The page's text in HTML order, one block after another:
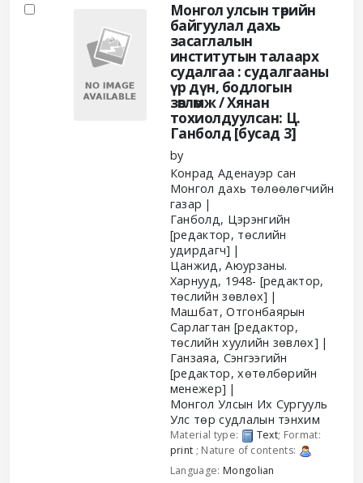
Монгол улсын төрийн
байгуулал дахь
засаглалын
институтын талаарх
судалгаа : судалгааны
үр дүн, бодлогын
зөвлөмж /Хянан
тохиолдуулсан: Ц.
Ганболд [бусад 3]
by
Конрад Аденауэр сан
Монгол дахь төлөөлөгчийн
газар
Ганболд, Цэрэнгийн
[редактор, төслийн
удирдагч]
Цанжид, Аюурзаны.
Харнууд, 1948- [редактор,
төслийн зөвлөх]
Машбат, Отгонбаярын
Сарлагтан [редактор,
төслийн хуулийн зөвлөх]
Ганзаяа, Сэнгээгийн
[редактор, хөтөлбөрийн
менежер]
Монгол Улсын Их Сургууль
Улс төр судлалын тэнхим
Material type: Text; Format:
print ; Nature of contents:
Language: Mongolian